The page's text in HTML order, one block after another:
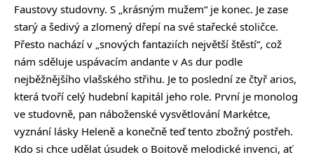
Faustovy studovny. S „krásným mužem“ je konec. Je zase
starý a šedivý a zlomený dřepí na své stařecké stoličce.
Přesto nachází v „snových fantaziích největší štěstí“, což
nám sděluje uspávacím andante v As dur podle
nejběžnějšího vlašského střihu. Je to poslední ze čtyř arios,
která tvoří celý hudební kapitál jeho role. První je monolog
ve studovně, pan náboženské vysvětlování Markétce,
vyznání lásky Heleně a konečně teď tento zbožný postřeh.
Kdo si chce udělat úsudek o Boitově melodické invenci, ať